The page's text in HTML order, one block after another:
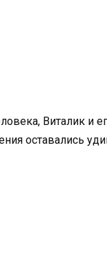
Виталик и
оставались